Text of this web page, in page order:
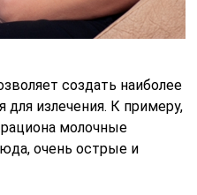
создать наиболее
для излечения. К примеру,
молочные
очень острые и